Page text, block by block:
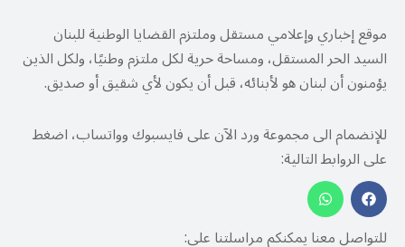
موقع إخباري وإعلامي مستقل وملتزم القضايا الوطنية للبنان
السيد الحر المستقل، ومساحة حرية لكل ملتزم وطنيًا، ولكل الذين
يؤمنون أن لبنان هو لأبنائه، قبل أن يكون لأي شقيق أو صديق.
للإنضمام الى مجموعة ورد الآن على فايسبوك وواتساب، اضغط
على الروابط التالية:
للتواصل معنا يمكنكم مراسلتنا على: